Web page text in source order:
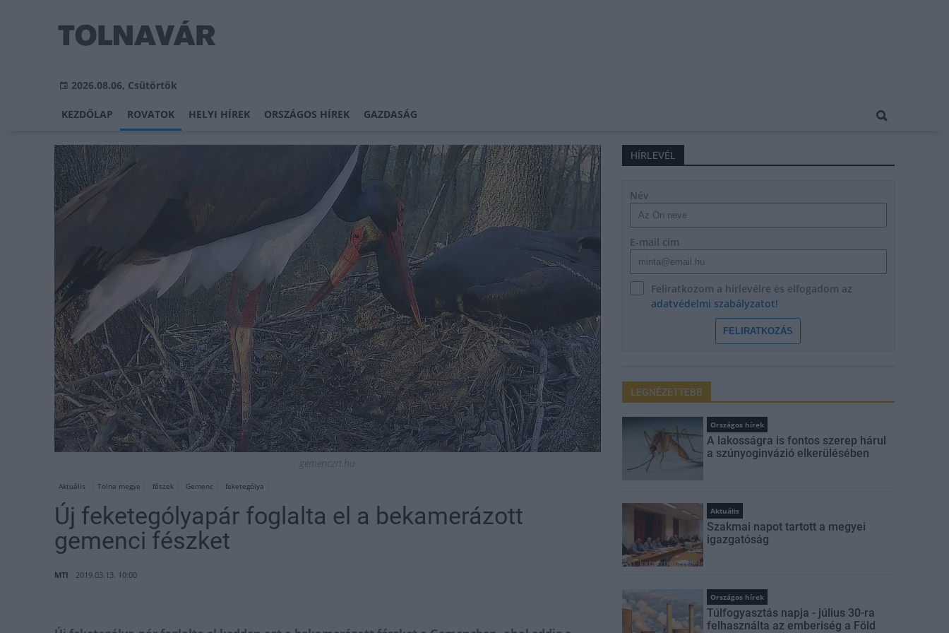
2026.08.06, Csütörtök
KEZDŐLAP ROVATOK HELYI HÍREK ORSZÁGOS HÍREK GAZDASÁG
gemenczrt.hu
Aktuális Tolna megye fészek Gemenc feketególya
Új feketególyapár foglalta el a bekamerázott
gemenci fészket
MTI 2019.03.13. 10:00
HÍRLEVÉL
Név
E-mail cím
Feliratkozom a hírlevélre és elfogadom az
adatvédelmi szabályzatot!
FELIRATKOZÁS
LEGNÉZETTEBB
Országos hírek
A lakosságra is fontos szerep hárul
a szúnyoginvázió elkerülésében
Aktuális
Szakmai napot tartott a megyei
igazgatóság
Országos hírek
Túlfogyasztás napja - július 30-ra
felhasználta az emberiség a Föld